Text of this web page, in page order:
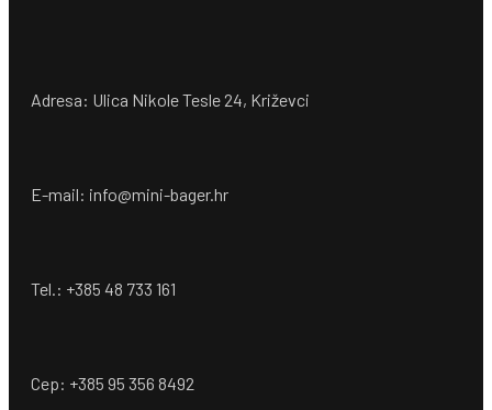
Adresa: Ulica Nikole Tesle 24, Križevci
E-mail: info@mini-bager.hr
Tel.: +385 48 733 161
Cep: +385 95 356 8492